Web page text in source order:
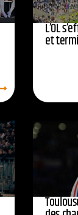
L’OL
et